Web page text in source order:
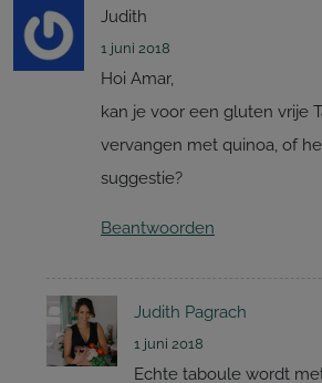
Judith
1 juni 2018
Hoi Amar,
kan je voor een gluten vrije
vervangen met quinoa, of
suggestie?
Beantwoorden
Judith Pagrach
1 juni 2018
Echte taboule wordt